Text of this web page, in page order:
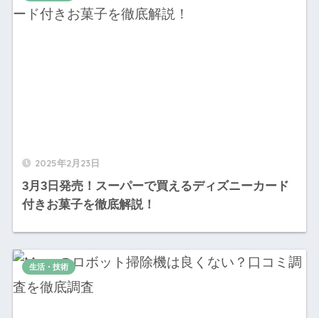
2025年2月23日
3月3日発売！スーパーで買えるディズニーカード
付きお菓子を徹底解説！
生活・技術